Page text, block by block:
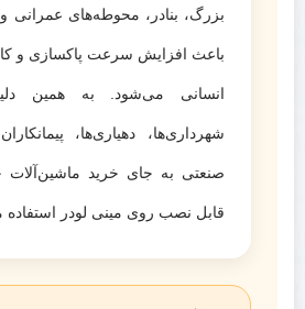
بزرگ، بنادر، محوطه‌های عمرانی
باعث افزایش سرعت پاکسازی و
انسانی می‌شود. به همین
شهرداری‌ها، دهیاری‌ها،
صنعتی به جای خرید ماشین‌آلات
قابل نصب روی مینی لودر استفاده